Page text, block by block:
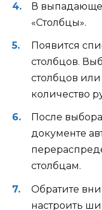
В
«Столбцы».
Появится
столбцов.
столбцов или
количество
После
документе
столбцам.
Обратите
настроить